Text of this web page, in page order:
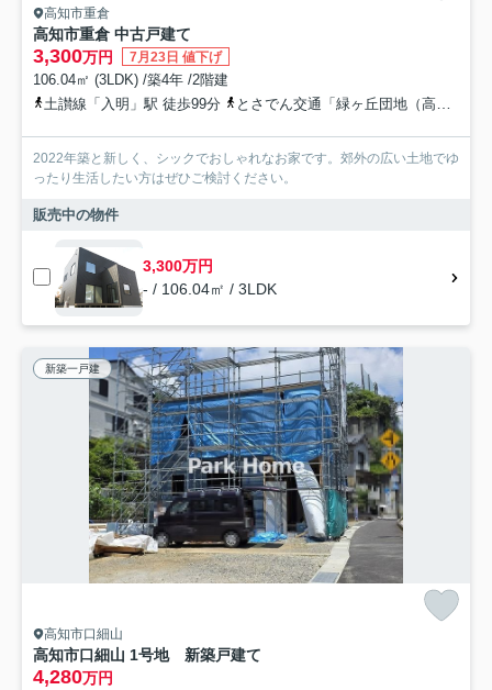
高知市重倉
高知市重倉 中古戸建て
3,300万円 7月23日 値下げ
106.04㎡ (3LDK) /築4年 /2階建
土讃線「入明」駅 徒歩99分
とさでん交通「緑ヶ丘団地（高知県）」バス停下車 徒歩3分
2022年築と新しく、シックでおしゃれなお家です。郊外の広い土地でゆ
ったり生活したい方はぜひご検討ください。
販売中の物件
3,300万円
- / 106.04㎡ / 3LDK
新築一戸建
高知市口細山
高知市口細山 1号地 新築戸建て
4,280万円